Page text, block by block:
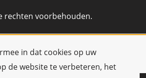
in dat cookies op uw
de website te verbeteren, het
rechten voorbehouden.